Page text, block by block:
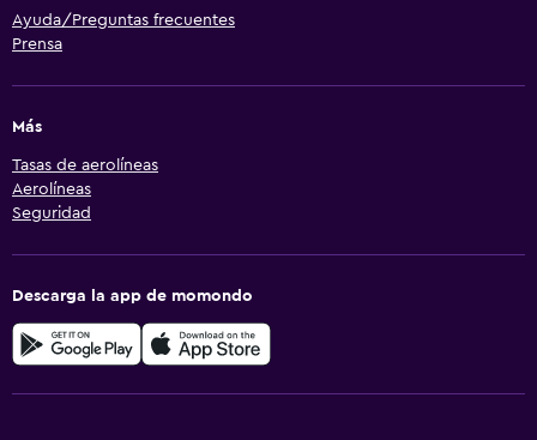
Ayuda/Preguntas frecuentes
Prensa
Más
Tasas de aerolíneas
Aerolíneas
Seguridad
Descarga la app de momondo